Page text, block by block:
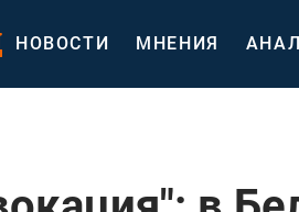
НОВОСТИ МНЕНИЯ